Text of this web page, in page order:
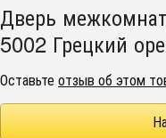
Дверь
5002 Грецкий
Оставьтеотзыв об этом